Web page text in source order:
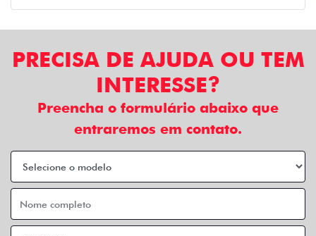
PRECISA DE AJUDA OU TEM
INTERESSE?
Preencha o formulário abaixo que
entraremos em contato.